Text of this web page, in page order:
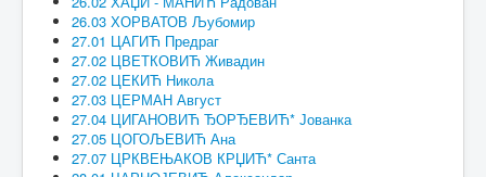
26.03 ХОРВАТОВ Љубомир
27.01 ЦАГИЋ Предраг
27.02 ЦВЕТКОВИЋ Живадин
27.02 ЦЕКИЋ Никола
27.03 ЦЕРМАН Август
27.04 ЦИГАНОВИЋ ЂОРЂЕВИЋ* Јованка
27.05 ЦОГОЉЕВИЋ Ана
27.07 ЦРКВЕЊАКОВ КРЏИЋ* Санта